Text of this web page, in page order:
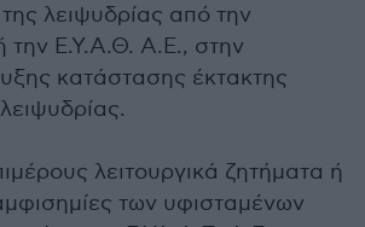
λειψυδρίας από την
την Ε.Υ.Α.Θ. Α.Ε., στην
κατάστασης έκτακτης
λειτουργικά ζητήματα ή
των υφισταμένων